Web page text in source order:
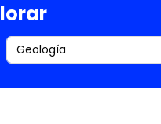
Buscar en el